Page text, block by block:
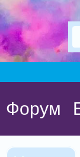
Форум